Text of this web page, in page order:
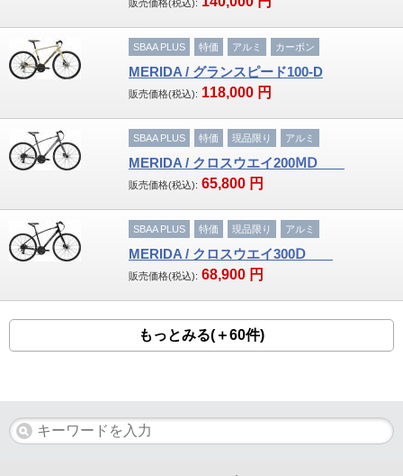
販売価格(税込):
SBAA PLUS 特価 アルミ カーボン
MERIDA / グランスピード100‐D
販売価格(税込): 118,000 円
SBAA PLUS 特価 現品限り アルミ
MERIDA / クロスウエイ200ⅯⅮ
販売価格(税込): 65,800 円
SBAA PLUS 特価 現品限り アルミ
MERIDA / クロスウエイ300Ⅾ
販売価格(税込): 68,900 円
もっとみる(＋60件)